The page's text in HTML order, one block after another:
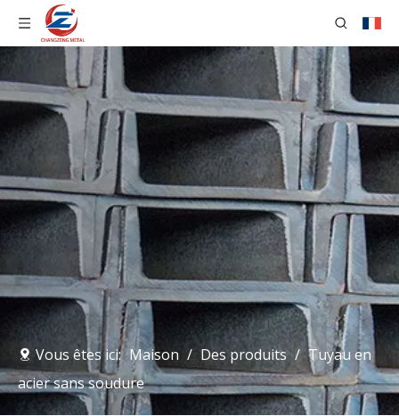
Vous êtes ici: Maison / Des produits / Tuyau en
acier sans soudure